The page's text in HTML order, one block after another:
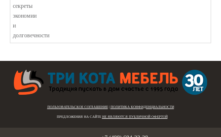
ПОЛЬЗОВАТЕЛЬСКОЕ СОГЛАШЕНИЕ| ПОЛИТИКА КОНФИДЕНЦИАЛЬНОСТИ
ПРЕДЛОЖЕНИЯ НА САЙТЕ НЕ ЯВЛЯЮТСЯ ПУБЛИЧНОЙ ОФЕРТОЙ